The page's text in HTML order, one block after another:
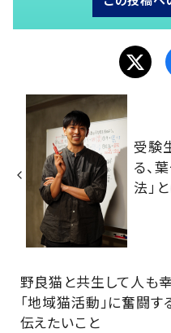
受験
る、
法」
野良猫と共生して人も
「地域猫活動」に奮闘
伝えたいこと